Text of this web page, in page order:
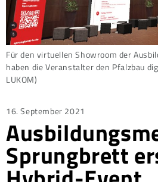
Für den virtuellen Showroom der
haben die Veranstalter den Pfalzbau
LUKOM)
Posted
on
16. September 2021
Sprungbrett